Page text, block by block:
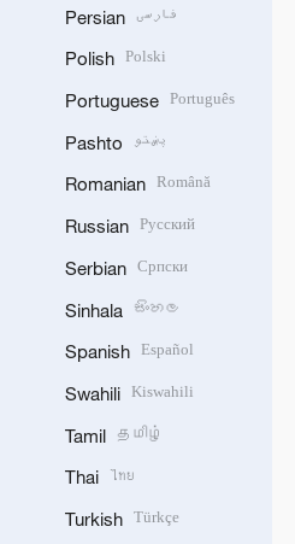
Persian فارسی
Polish Polski
Portuguese Português
Pashto پښتو
Romanian Română
Russian Русский
Serbian Српски
Sinhala සිංහල
Spanish Español
Swahili Kiswahili
Tamil தமிழ்
Thai ไทย
Turkish Türkçe